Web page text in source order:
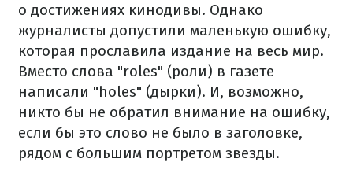
о достижениях кинодивы. Однако
журналисты допустили маленькую ошибку,
которая прославила издание на весь мир.
Вместо слова "roles" (роли) в газете
написали "holes" (дырки). И, возможно,
никто бы не обратил внимание на ошибку,
если бы это слово не было в заголовке,
рядом с большим портретом звезды.